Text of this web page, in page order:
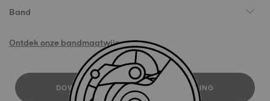
Band
Ontdek onze bandmaatwijzer
DOWNLOAD GEBRUIKERSHANDLEIDING